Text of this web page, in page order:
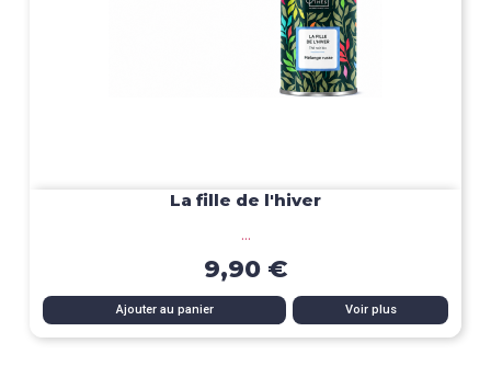
La fille de l'hiver
...
9,90 €
Ajouter au panier Voir plus